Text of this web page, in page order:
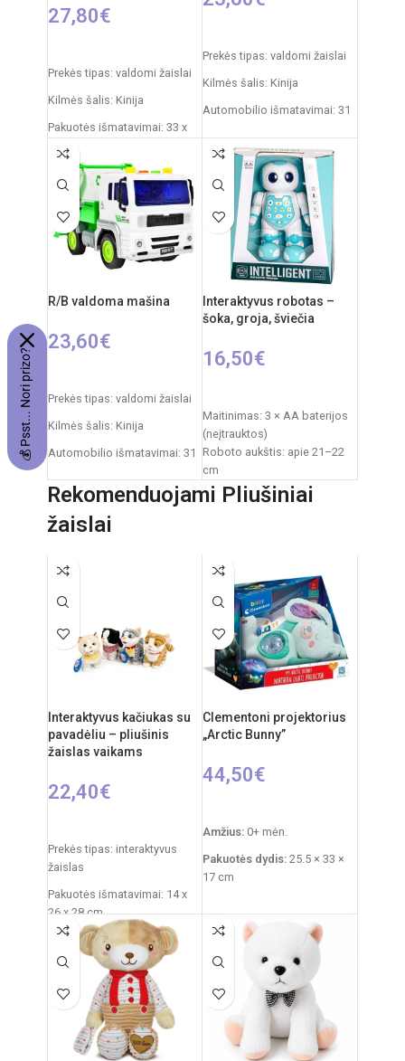
27,80€
Prekės tipas: valdomi žaislai
Kilmės šalis: Kinija
Pakuotės išmatavimai: 33 x
18 x 16 cm
Mašinos ilgis: 30 cm
Dažnis: 2,4 GHz
Nuotolinio valdymo pultas:
2xAA elementai
RC automobilio
nuo 6 metų
Prekės tipas: valdomi žaislai
Kilmės šalis: Kinija
Automobilio išmatavimai: 31
Rekomenduojamas amžius:
nuo 6 metų
Reiklaingi elementai: 2xAA +
3xAAA
R/B valdoma mašina
23,60€
Prekės tipas: valdomi žaislai
Kilmės šalis: Kinija
Automobilio išmatavimai: 31
Rekomenduojamas amžius:
nuo 6 metų
Interaktyvus robotas –
šoka, groja, šviečia
16,50€
Maitinimas: 3 × AA baterijos
(neįtrauktos)
Roboto aukštis: apie 21–22
cm
Pakuotės išmatavimai: 21 ×
9,5 × 28 cm
nuo 3 metų
Rekomenduojami Pliušiniai
žaislai
Interaktyvus kačiukas su
pavadėliu – pliušinis
žaislas vaikams
22,40€
Prekės tipas: interaktyvus
žaislas
Pakuotės išmatavimai: 14 x
26 x 28 cm
Žaislo išmatavimai: 27 × 12 ×
27 cm
Rekomenduojamas amžius:
nuo 3 metų
Elementai: 3 x AA
(nepridedamos)
Clementoni projektorius
„Arctic Bunny”
44,50€
Amžius: 0+ mėn.
Pakuotės dydis: 25.5 × 33 ×
17 cm
Funkcijos:
projektorius, melodijos,
baltasis triukšmas
Medžiagos: pliušas,
plastikas
Priežiūra:
pliušas skalbiamas
išimant vidinį modulį
💰 Psst... Nori prizo?